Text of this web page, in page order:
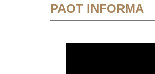
PAOT INFORMA